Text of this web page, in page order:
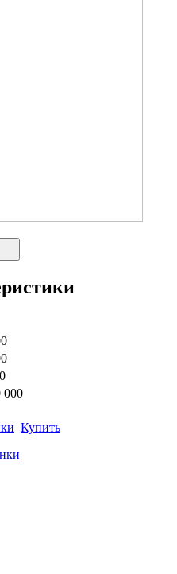
000
Купить